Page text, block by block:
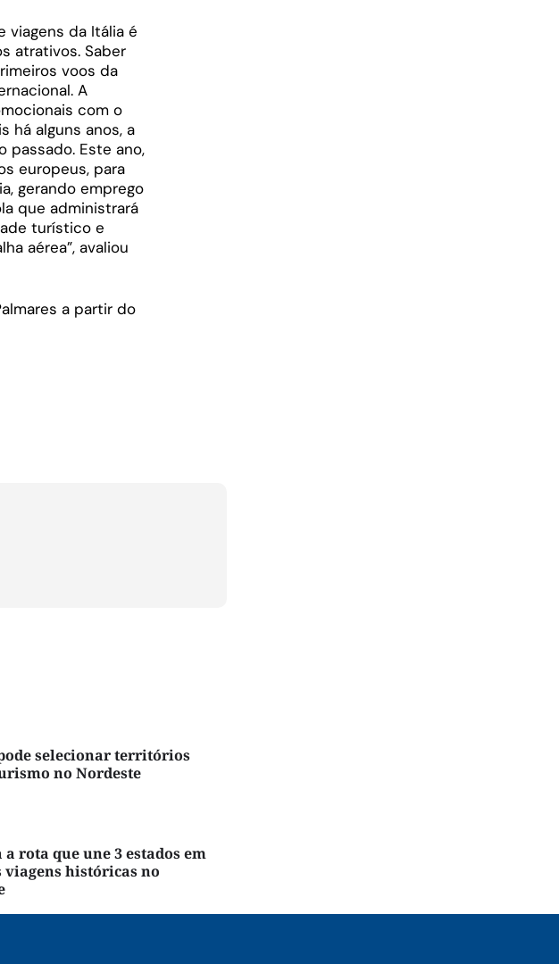
viagens da Itália é
atrativos. Saber
voos da
A
com o
há alguns anos, a
passado. Este ano,
europeus, para
gerando emprego
que administrará
turístico e
aérea”, avaliou
a partir do
selecionar territórios
no Nordeste
a rota que une 3 estados em
viagens históricas no